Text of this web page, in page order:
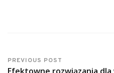
PREVIOUS POST